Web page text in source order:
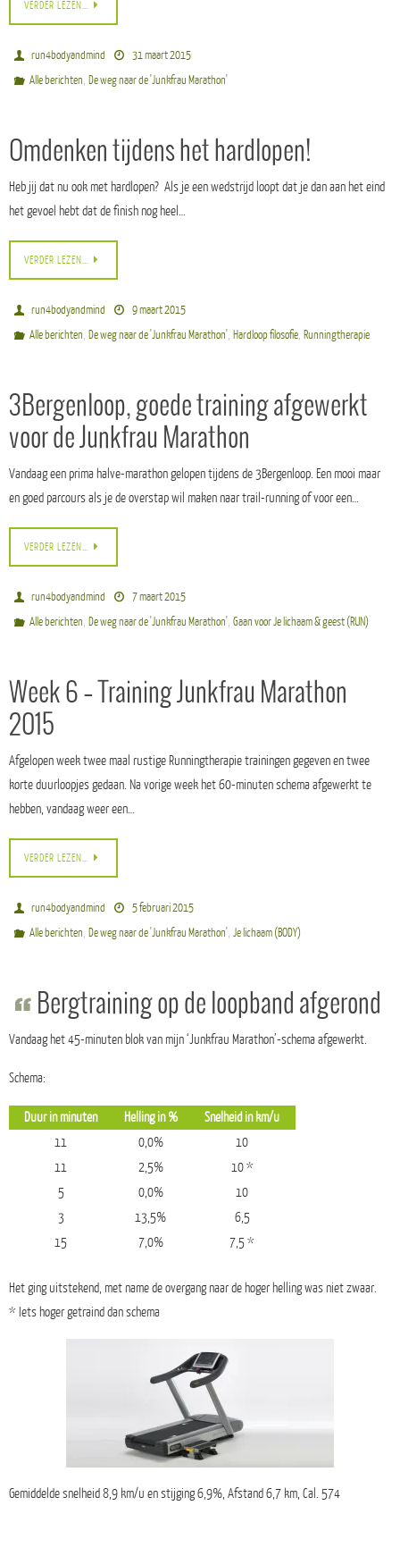
VERDER LEZEN…
run4bodyandmind
31 maart 2015
Alle berichten,De weg naar de 'Junkfrau Marathon'
Omdenken tijdens het hardlopen!
Heb jij dat nu ook met hardlopen? Als je een wedstrijd loopt dat je dan aan het eind
het gevoel hebt dat de finish nog heel…
VERDER LEZEN…
run4bodyandmind
9 maart 2015
Alle berichten,De weg naar de 'Junkfrau Marathon',Hardloop filosofie,Runningtherapie
3Bergenloop, goede training afgewerkt
voor de Junkfrau Marathon
Vandaag een prima halve-marathon gelopen tijdens de 3Bergenloop. Een mooi maar
en goed parcours als je de overstap wil maken naar trail-running of voor een…
VERDER LEZEN…
run4bodyandmind
7 maart 2015
Alle berichten,De weg naar de 'Junkfrau Marathon',Gaan voor Je lichaam & geest (RUN)
Week 6 – Training Junkfrau Marathon
2015
Afgelopen week twee maal rustige Runningtherapie trainingen gegeven en twee
korte duurloopjes gedaan. Na vorige week het 60-minuten schema afgewerkt te
hebben, vandaag weer een…
VERDER LEZEN…
run4bodyandmind
5 februari 2015
Alle berichten,De weg naar de 'Junkfrau Marathon',Je lichaam (BODY)
Bergtraining op de loopband afgerond
Vandaag het 45-minuten blok van mijn ‘Junkfrau Marathon’-schema afgewerkt.
Schema:
Duur in minuten Helling in %
Snelheid in km/u
11
0,0%
10
11
2,5%
10 *
5
0,0%
10
3
13,5%
6,5
15
7,0% 7,5 *
Het ging uitstekend, met name de overgang naar de hoger helling was niet zwaar.
* Iets hoger getraind dan schema
Gemiddelde snelheid 8,9 km/u en stijging 6,9%, Afstand 6,7 km, Cal. 574